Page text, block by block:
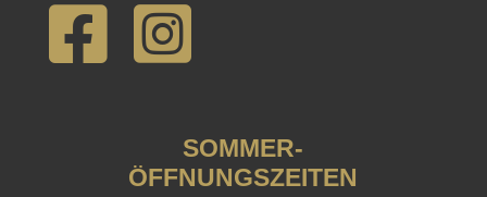
 
SOMMER-
ÖFFNUNGSZEITEN